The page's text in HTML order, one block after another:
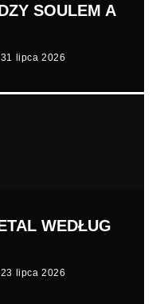
SOULEM A
31 lipca 2026
WEDŁUG
23 lipca 2026